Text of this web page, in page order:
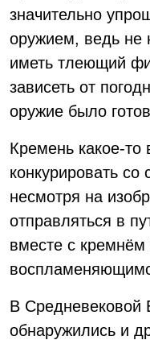
значительно
оружием, ведь не
иметь тлеющий
зависеть от
оружие было
Кремень какое-
конкурировать со
несмотря на
отправляться в
вместе с кремнём
В Средневековой
обнаружились и